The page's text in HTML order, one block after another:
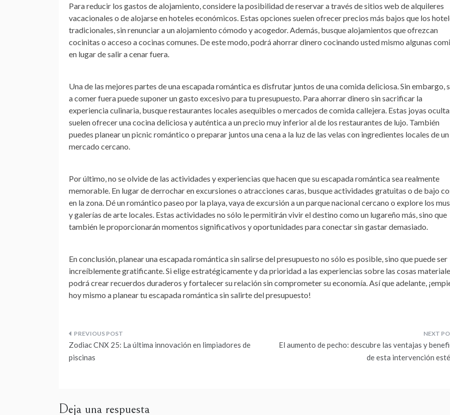
Para reducir los gastos de alojamiento, considere la posibilidad de reservar a través de sitios web de alquileres
vacacionales o de alojarse en hoteles económicos. Estas opciones suelen ofrecer precios más bajos que los
tradicionales, sin renunciar a un alojamiento cómodo y acogedor. Además, busque alojamientos que ofrezcan
cocinitas o acceso a cocinas comunes. De este modo, podrá ahorrar dinero cocinando usted mismo algunas
en lugar de salir a cenar fuera.
Una de las mejores partes de una escapada romántica es disfrutar juntos de una comida deliciosa. Sin embargo,
a comer fuera puede suponer un gasto excesivo para tu presupuesto. Para ahorrar dinero sin sacrificar la
experiencia culinaria, busque restaurantes locales asequibles o mercados de comida callejera. Estas joyas
suelen ofrecer una cocina deliciosa y auténtica a un precio muy inferior al de los restaurantes de lujo. También
puedes planear un picnic romántico o preparar juntos una cena a la luz de las velas con ingredientes locales de un
mercado cercano.
Por último, no se olvide de las actividades y experiencias que hacen que su escapada romántica sea realmente
memorable. En lugar de derrochar en excursiones o atracciones caras, busque actividades gratuitas o de bajo
en la zona. Dé un romántico paseo por la playa, vaya de excursión a un parque nacional cercano o explore los
y galerías de arte locales. Estas actividades no sólo le permitirán vivir el destino como un lugareño más, sino que
también le proporcionarán momentos significativos y oportunidades para conectar sin gastar demasiado.
En conclusión, planear una escapada romántica sin salirse del presupuesto no sólo es posible, sino que puede ser
increíblemente gratificante. Si elige estratégicamente y da prioridad a las experiencias sobre las cosas
podrá crear recuerdos duraderos y fortalecer su relación sin comprometer su economía. Así que adelante,
hoy mismo a planear tu escapada romántica sin salirte del presupuesto!
Navegación
de
Zodiac CNX 25: La última innovación en limpiadores de
piscinas
El aumento de pecho: descubre las ventajas y
de esta intervención
Deja una respuesta